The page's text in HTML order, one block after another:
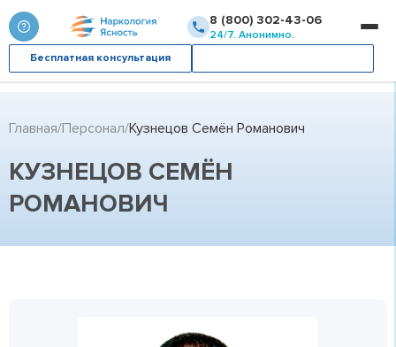
8 (800) 302-43-06
24/7. Анонимно.
Бесплатная консультация
Главная Персонал Кузнецов Семён Романович
КУЗНЕЦОВ СЕМЁН
РОМАНОВИЧ